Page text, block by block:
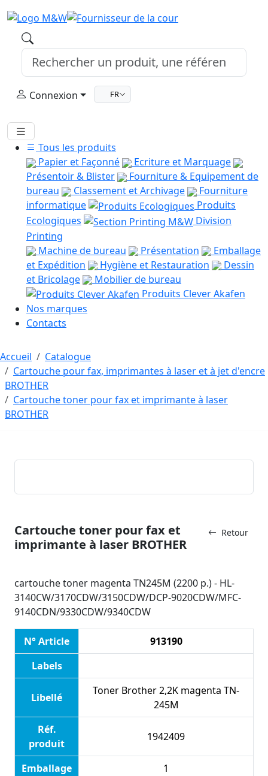
Connexion FR
Tous les produits
Papier et Façonné
Ecriture et Marquage
Présentoir & Blister
Fourniture & Equipement de
bureau
Classement et Archivage
Fourniture
informatique
Produits
Ecologiques
Division
Printing
Machine de bureau
Présentation
Emballage
et Expédition
Hygiène et Restauration
Dessin
et Bricolage
Mobilier de bureau
Produits Clever Akafen
Nos marques
Contacts
Accueil
Catalogue
Cartouche pour fax, imprimantes à laser et à jet d'encre
BROTHER
Cartouche toner pour fax et imprimante à laser
BROTHER
Retour
Cartouche toner pour fax et
imprimante à laser BROTHER
cartouche toner magenta TN245M (2200 p.) - HL-
3140CW/3170CDW/3150CDW/DCP-9020CDW/MFC-
9140CDN/9330CDW/9340CDW
N° Article
913190
Labels
Libellé
Toner Brother 2,2K magenta TN-
245M
Réf.
produit
1942409
Emballage
1